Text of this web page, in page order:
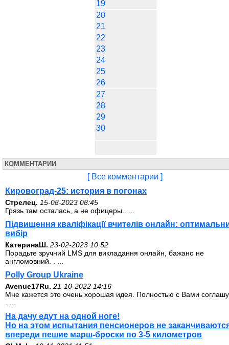
19
20
21
22
23
24
25
26
27
28
29
30
КОММЕНТАРИИ
[ Все комментарии ]
Кировоград-25: история в погонах
Стрелец. 15-08-2023 08:45
Грязь там осталась, а не офицеры.. ...
Підвищення кваліфікації вчителів онлайн:
вибір
КатеринаШ. 23-02-2023 10:52
Порадьте зручний LMS для викладання онлайн, бажано не
англомовний. . ...
Polly Group Ukraine
Avenue17Ru. 21-10-2022 14:16
Мне кажется это очень хорошая идея. Полностью с Вами
На дачу едут на одной ноге!
Но на этом испытания пенсионеров не
впереди пешие марш-броски по 3-5 километров